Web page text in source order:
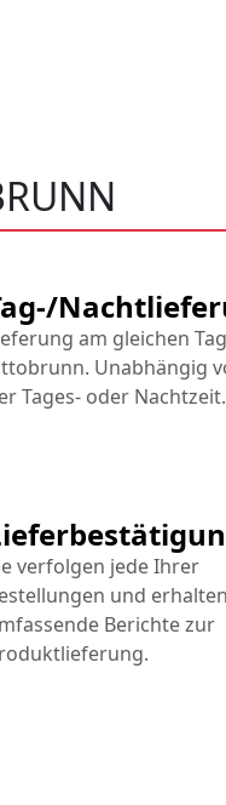
am gleichen
Unabhängig
Tages- oder Nachtzeit.
verfolgen jede Ihrer
und erhalten
Berichte zur